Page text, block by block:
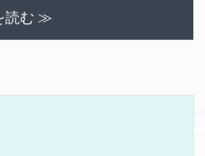
読む ≫